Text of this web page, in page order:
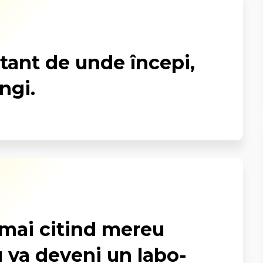
de unde începi,
citind mereu
va deveni un labo­